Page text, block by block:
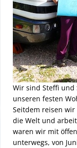
Wir sind Steffi und
unseren festen
Seitdem reisen wir
die Welt und
waren wir mit
unterwegs, von